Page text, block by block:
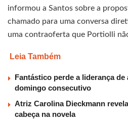
informou a Santos sobre a
chamado para uma conversa
uma contraoferta que Portiolli
Leia Também
Fantástico perde a liderança de
domingo consecutivo
Atriz Carolina Dieckmann
cabeça na novela